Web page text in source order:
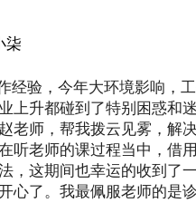
柒
经验，今年大环境影响，
上升都碰到了特别困惑和
老师，帮我拨云见雾，解
听老师的课过程当中，借
，这期间也幸运的收到了
心了。我最佩服老师的是